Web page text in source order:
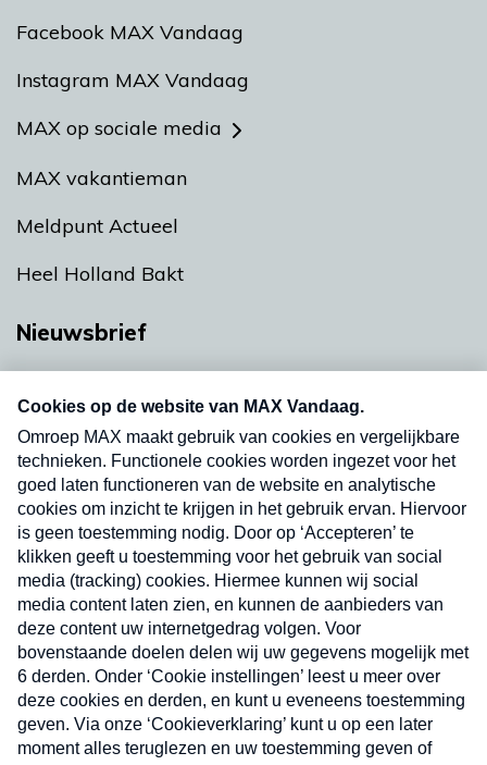
Facebook MAX Vandaag
Instagram MAX Vandaag
MAX op sociale media
MAX vakantieman
Meldpunt Actueel
Heel Holland Bakt
Nieuwsbrief
nieuwsbrief. Elke vrijdag- en dinsdagochtend in
uw mailbox.
Verzend
Nieuwsbrief
Neem hier een gratis abonnement op onze